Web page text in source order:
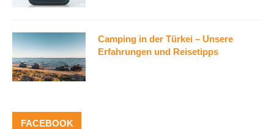
Camping in der Türkei – Unsere
Erfahrungen und Reisetipps
FACEBOOK